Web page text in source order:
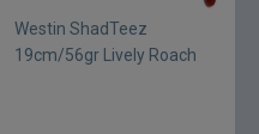
Westin ShadTeez
19cm/56gr Lively Roach